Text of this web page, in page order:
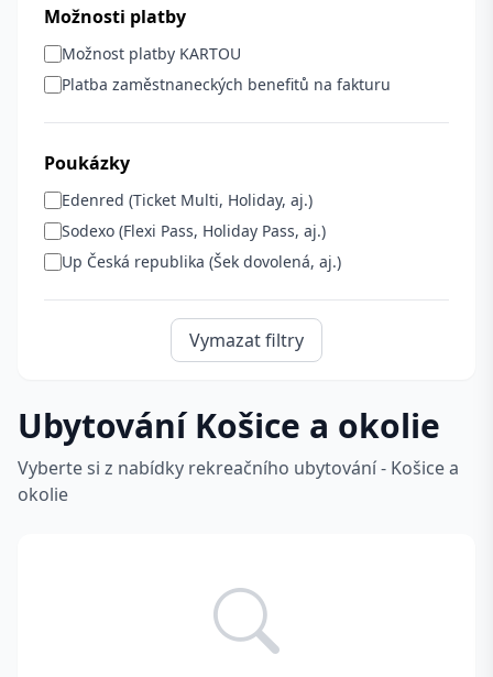
Možnosti platby
Možnost platby KARTOU
Platba zaměstnaneckých benefitů na fakturu
Poukázky
Edenred (Ticket Multi, Holiday, aj.)
Sodexo (Flexi Pass, Holiday Pass, aj.)
Up Česká republika (Šek dovolená, aj.)
Vymazat filtry
Ubytování Košice a okolie
Vyberte si z nabídky rekreačního ubytování - Košice a
okolie